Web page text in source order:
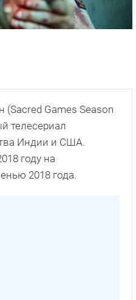
(Sacred Games Season
телесериал
Индии и США.
году на
2018 года.